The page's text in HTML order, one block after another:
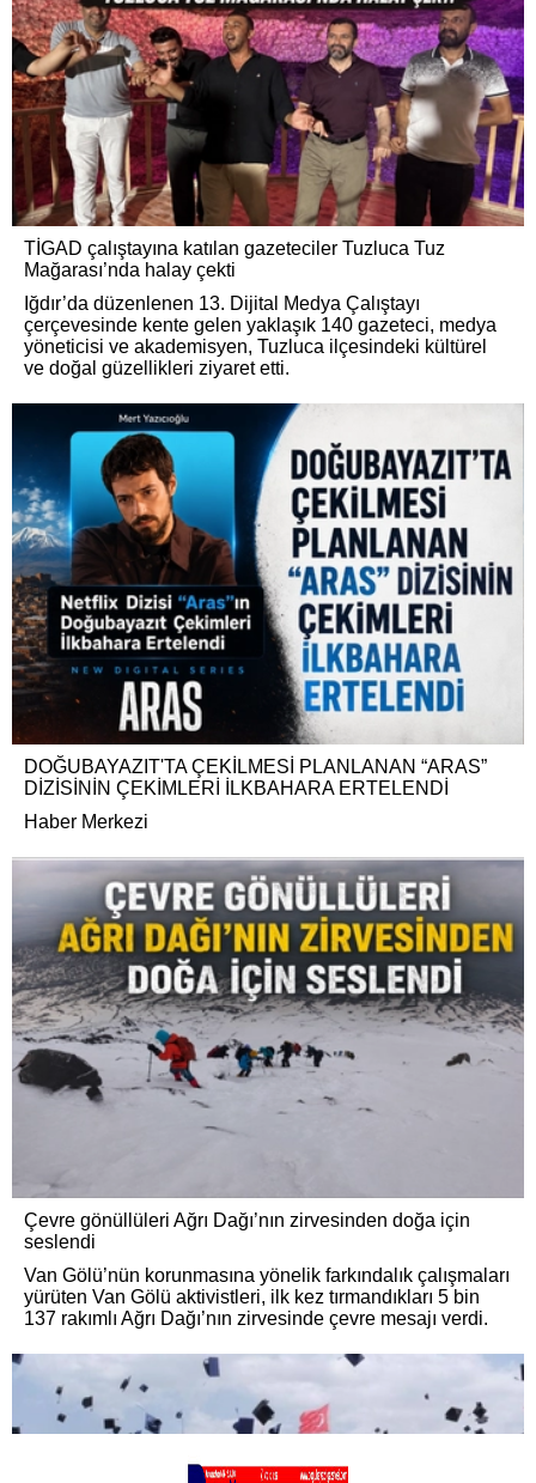
TİGAD çalıştayına katılan gazeteciler Tuzluca Tuz
Mağarası’nda halay çekti
Iğdır’da düzenlenen 13. Dijital Medya Çalıştayı
çerçevesinde kente gelen yaklaşık 140 gazeteci, medya
yöneticisi ve akademisyen, Tuzluca ilçesindeki kültürel
ve doğal güzellikleri ziyaret etti.
DOĞUBAYAZIT'TA ÇEKİLMESİ PLANLANAN “ARAS”
DİZİSİNİN ÇEKİMLERİ İLKBAHARA ERTELENDİ
Haber Merkezi
Çevre gönüllüleri Ağrı Dağı’nın zirvesinden doğa için
seslendi
Van Gölü’nün korunmasına yönelik farkındalık çalışmaları
yürüten Van Gölü aktivistleri, ilk kez tırmandıkları 5 bin
137 rakımlı Ağrı Dağı’nın zirvesinde çevre mesajı verdi.